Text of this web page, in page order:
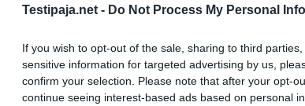
Testipaja.net - Do Not Process My Personal
If you wish to opt-out of the sale, sharing to third
sensitive information for targeted advertising by us,
confirm your selection. Please note that after your opt-
continue seeing interest-based ads based on personal
myös ensimmäistä kertaa Suomessa, missä
useat fanit purkivat pettymystään jäätyään ilman
lisää bensaa liekkeihin syksyllä.Coldplayn
että oletko todellinen yhtyeen superfani vai